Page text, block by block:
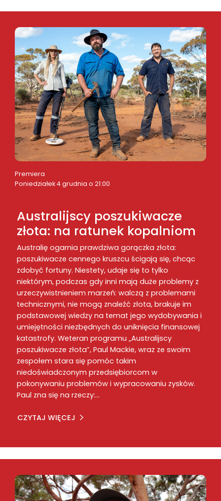
Premiera
Poniedziałek 4 grudnia o 21:00
Australijscy poszukiwacze
złota: na ratunek kopalniom
Australię ogarnia prawdziwa gorączka złota:
poszukiwacze cennego kruszcu ścigają się, chcąc
zdobyć fortuny. Niestety, udaje się to tylko
niektórym, podczas gdy inni mają duże problemy z
urzeczywistnieniem marzeń: walczą z problemami
technicznymi, nie mogą znaleźć złota, brakuje im
podstawowej wiedzy na temat jego wydobywania i
umiejętności niezbędnych do uniknięcia finansowej
katastrofy. Weteran programu „Australijscy
poszukiwacze złota”, Paul Mackie, wraz ze swoim
zespołem stara się pomóc takim
niedoświadczonym przedsiębiorcom w
pokonywaniu problemów i wypracowaniu zysków.
Paul zna się na rzeczy:…
CZYTAJ WIĘCEJ